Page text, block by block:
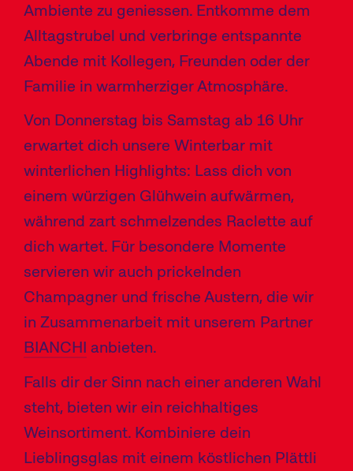
Ambiente zu geniessen. Entkomme dem
Alltagstrubel und verbringe entspannte
Abende mit Kollegen, Freunden oder der
Familie in warmherziger Atmosphäre.
Von Donnerstag bis Samstag ab 16 Uhr
erwartet dich unsere Winterbar mit
winterlichen Highlights: Lass dich von
einem würzigen Glühwein aufwärmen,
während zart schmelzendes Raclette auf
dich wartet. Für besondere Momente
servieren wir auch prickelnden
Champagner und frische Austern, die wir
in Zusammenarbeit mit unserem Partner
BIANCHI anbieten.
Falls dir der Sinn nach einer anderen Wahl
steht, bieten wir ein reichhaltiges
Weinsortiment. Kombiniere dein
Lieblingsglas mit einem köstlichen Plättli